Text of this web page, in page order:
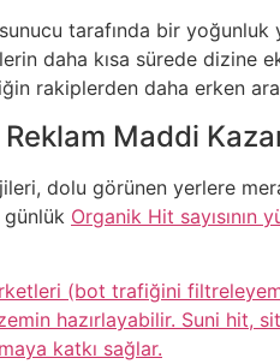
tarafında bir yoğunluk
daha kısa sürede dizine
rakiplerden daha erken
Maddi
dolu görünen yerlere
Organik Hit
(bot trafiğini
hazırlayabilir. Suni hit,
katkı sağlar.